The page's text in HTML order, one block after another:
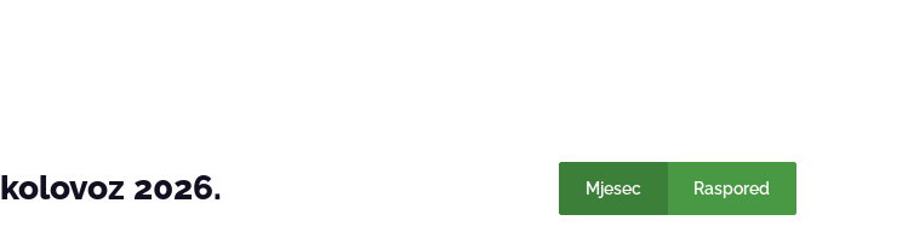
kolovoz 2026. Mjesec Raspored